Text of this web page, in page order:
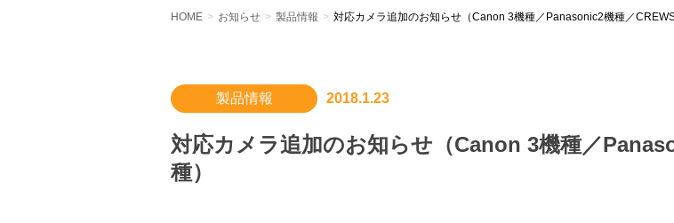
HOME お知らせ 製品情報 対応カメラ追加のお知らせ（Canon 3機種／Panasonic2機種／
製品情報 2018.1.23
対応カメラ追加のお知らせ（Canon 3機種／
種）